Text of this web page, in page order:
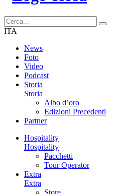
ITA
News
Foto
Video
Podcast
Storia
Storia
Albo d’oro
Edizioni Precedenti
Partner
Hospitality
Hospitality
Pacchetti
Tour Operator
Extra
Extra
Store